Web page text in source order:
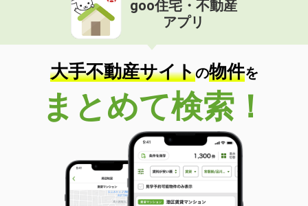
goo住宅・不動産
アプリ
大手不動産サイトの物件を
まとめて検索！